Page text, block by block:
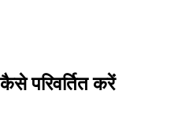
परिवर्तित करें